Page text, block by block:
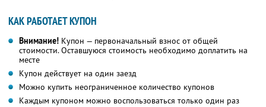
КАК РАБОТАЕТ КУПОН
Внимание! Купон — первоначальный взнос от общей
стоимости. Оставшуюся стоимость необходимо доплатить на
месте
Купон действует на один заезд
Можно купить неограниченное количество купонов
Каждым купоном можно воспользоваться только один раз